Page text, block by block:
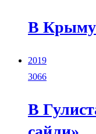
В Крыму
2019
3066
В